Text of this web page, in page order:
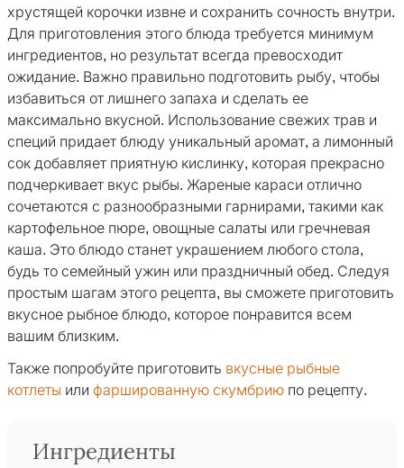
хрустящей корочки извне и сохранить сочность внутри.
Для приготовления этого блюда требуется минимум
ингредиентов, но результат всегда превосходит
ожидание. Важно правильно подготовить рыбу, чтобы
избавиться от лишнего запаха и сделать ее
максимально вкусной. Использование свежих трав и
специй придает блюду уникальный аромат, а лимонный
сок добавляет приятную кислинку, которая прекрасно
подчеркивает вкус рыбы. Жареные караси отлично
сочетаются с разнообразными гарнирами, такими как
картофельное пюре, овощные салаты или гречневая
каша. Это блюдо станет украшением любого стола,
будь то семейный ужин или праздничный обед. Следуя
простым шагам этого рецепта, вы сможете приготовить
вкусное рыбное блюдо, которое понравится всем
вашим близким.
Также попробуйте приготовить вкусные рыбные
котлеты или фаршированную скумбрию по рецепту.
Ингредиенты